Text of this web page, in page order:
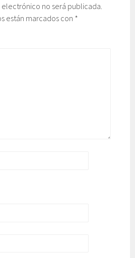
no será publicada.
están marcados con *